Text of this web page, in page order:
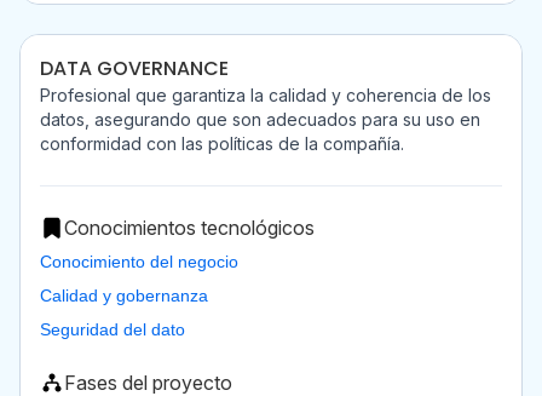
DATA GOVERNANCE
Profesional que garantiza la calidad y coherencia de los
datos, asegurando que son adecuados para su uso en
conformidad con las políticas de la compañía.
Conocimientos tecnológicos
Conocimiento del negocio
Calidad y gobernanza
Seguridad del dato
Fases del proyecto